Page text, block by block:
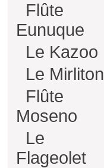
Flûte
Eunuque
Le Kazoo
Le Mirliton
Flûte
Moseno
Le
Flageolet